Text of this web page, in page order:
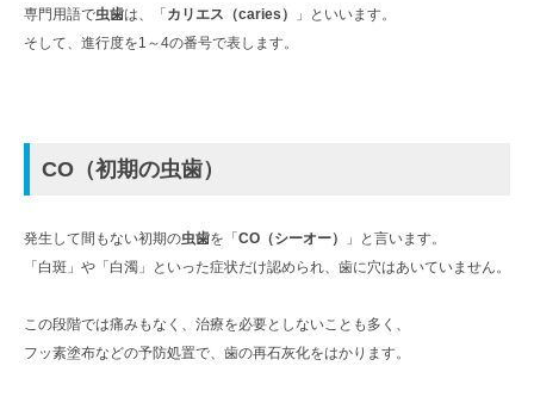
専門用語で虫歯は、「 カリエス（caries）
」といいます。
そして、進行度を1～4の番号で表します。
CO （初期の虫歯）
発生して間もない初期の虫歯を「 CO（シーオー）
」と言います。
「白斑」や「白濁」といった症状だけ認められ、歯に穴はあいていません。
この段階では痛みもなく、治療を必要としないことも多く、
フッ素塗布などの予防処置で、歯の再石灰化をはかります。